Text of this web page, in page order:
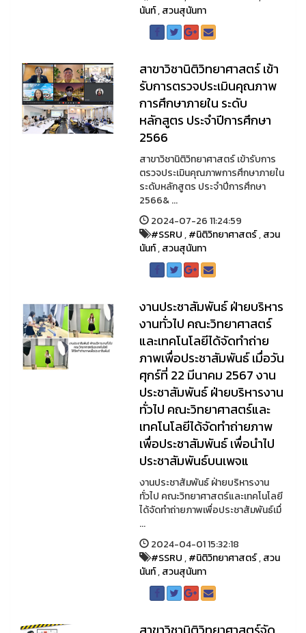
นันท์,สวนสุนันทา
สาขาวิชานิติวิทยาศาสตร์ เข้า
รับการตรวจประเมินคุณภาพ
การศึกษาภายใน ระดับ
หลักสูตร ประจำปีการศึกษา
2566
สาขาวิชานิติวิทยาศาสตร์ เข้ารับการ
ตรวจประเมินคุณภาพการศึกษาภายใน
ระดับหลักสูตร ประจำปีการศึกษา
2566& ...
2024-07-26 11:24:59
#SSRU,#นิติวิทยาศาสตร์,สวน
นันท์,สวนสุนันทา
งานประชาสัมพันธ์ ฝ่ายบริหาร
งานทั่วไป คณะวิทยาศาสตร์
และเทคโนโลยีได้จัดทำถ่าย
ภาพเพื่อประชาสัมพันธ์ เมื่อวัน
ศุกร์ที่ 22 มีนาคม 2567 งาน
ประชาสัมพันธ์ ฝ่ายบริหารงาน
ทั่วไป คณะวิทยาศาสตร์และ
เทคโนโลยีได้จัดทำถ่ายภาพ
เพื่อประชาสัมพันธ์ เพื่อนำไป
ประชาสัมพันธ์บนเพจแ
งานประชาสัมพันธ์ ฝ่ายบริหารงาน
ทั่วไป คณะวิทยาศาสตร์และเทคโนโลยี
ได้จัดทำถ่ายภาพเพื่อประชาสัมพันธ์เมื่
...
2024-04-01 15:32:18
#SSRU,#นิติวิทยาศาสตร์,สวน
นันท์,สวนสุนันทา